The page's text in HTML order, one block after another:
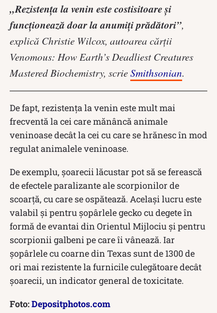
„Rezistența la venin este costisitoare și
funcționează doar la anumiți prădători”,
explică Christie Wilcox, autoarea cărții
Venomous: How Earth’s Deadliest Creatures
Mastered Biochemistry, scrieSmithsonian.
De fapt, rezistența la venin este mult mai
frecventă la cei care mănâncă animale
veninoase decât la cei cu care se hrănesc în mod
regulat animalele veninoase.
De exemplu, șoarecii lăcustar pot să se ferească
de efectele paralizante ale scorpionilor de
scoarță, cu care se ospătează. Același lucru este
valabil și pentru șopârlele gecko cu degete în
formă de evantai din Orientul Mijlociu și pentru
scorpionii galbeni pe care îi vânează. Iar
șopârlele cu coarne din Texas sunt de 1300 de
ori mai rezistente la furnicile culegătoare decât
șoarecii, un indicator general de toxicitate.
Foto:Depositphotos.com